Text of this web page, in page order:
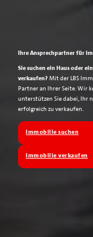
Ihre Ansprechpartner für
Sie suchen ein Haus oder
verkaufen? Mit der LBS
Partner an Ihrer Seite. Wir
unterstützen Sie dabei, Ihr
erfolgreich zu verkaufen.
Immobilie suchen
Immobilie verkaufen